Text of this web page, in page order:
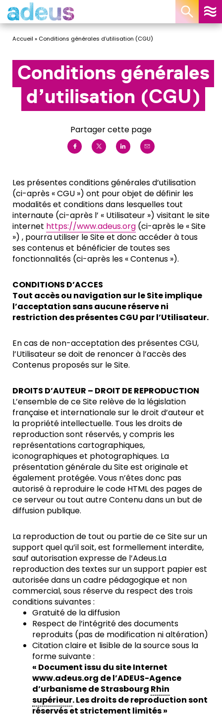
Accueil » Conditions générales d’utilisation (CGU)
Conditions générales
d’utilisation (CGU)
Partager cette page
Les présentes conditions générales d’utilisation
(ci-après « CGU ») ont pour objet de définir les
modalités et conditions dans lesquelles tout
internaute (ci-après l’ « Utilisateur ») visitant le site
internet https://www.adeus.org (ci-après le « Site
») , pourra utiliser le Site et donc accéder à tous
ses contenus et bénéficier de toutes ses
fonctionnalités (ci-après les « Contenus »).
CONDITIONS D’ACCES
Tout accès ou navigation sur le Site implique
l’acceptation sans aucune réserve ni
restriction des présentes CGU par l’Utilisateur.
En cas de non-acceptation des présentes CGU,
l’Utilisateur se doit de renoncer à l’accès des
Contenus proposés sur le Site.
DROITS D’AUTEUR – DROIT DE REPRODUCTION
L’ensemble de ce Site relève de la législation
française et internationale sur le droit d’auteur et
la propriété intellectuelle. Tous les droits de
reproduction sont réservés, y compris les
représentations cartographiques,
iconographiques et photographiques. La
présentation générale du Site est originale et
également protégée. Vous n’êtes donc pas
autorisé à reproduire le code HTML des pages de
ce serveur ou tout autre Contenu dans un but de
diffusion publique.
La reproduction de tout ou partie de ce Site sur un
support quel qu’il soit, est formellement interdite,
sauf autorisation expresse de l’Adeus.La
reproduction des textes sur un support papier est
autorisée dans un cadre pédagogique et non
commercial, sous réserve du respect des trois
conditions suivantes :
Gratuité de la diffusion
Respect de l’intégrité des documents
reproduits (pas de modification ni altération)
Citation claire et lisible de la source sous la
forme suivante :
« Document issu du site Internet
www.adeus.org de l’ADEUS-Agence
d’urbanisme de Strasbourg Rhin
supérieur. Les droits de reproduction sont
réservés et strictement limités »
Panneau de gestion des cookies